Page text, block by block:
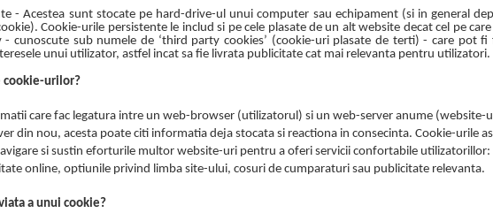
- Acestea sunt stocate pe hard-drive-ul unui computer sau echipament (si in general
Cookie-urile persistente le includ si pe cele plasate de un alt website decat cel pe
- cunoscute sub numele de ‘third party cookies’ (cookie-uri plasate de terti) - care pot
unui utilizator, astfel incat sa fie livrata publicitate cat mai relevanta pentru utilizatori.
cookie-urilor?
care fac legatura intre un web-browser (utilizatorul) si un web-server anume (website-
din nou, acesta poate citi informatia deja stocata si reactiona in consecinta. Cookie-urile
si sustin eforturile multor website-uri pentru a oferi servicii confortabile utilizatorillor:
online, optiunile privind limba site-ului, cosuri de cumparaturi sau publicitate relevanta.
a unui cookie?